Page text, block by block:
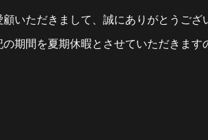
いただきまして、誠にありがとうござ
期間を夏期休暇とさせていただきます